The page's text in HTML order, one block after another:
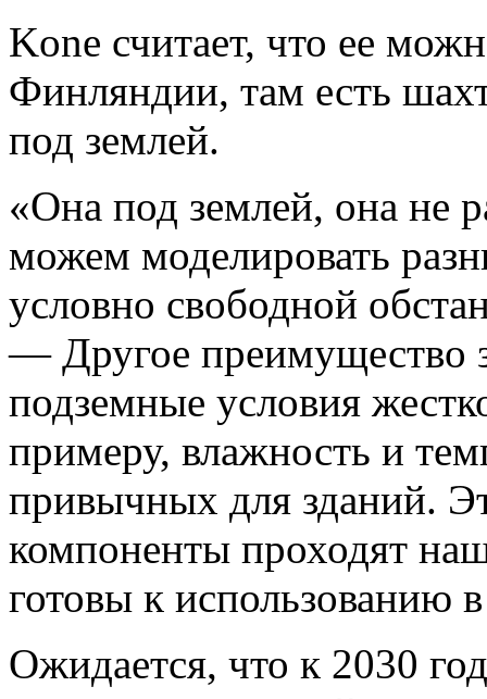
Kone считает, что ее
Финляндии, там есть
под землей.
«Она под землей, она не
можем моделировать
условно свободной
— Другое преимущество
подземные условия
примеру, влажность и
привычных для зданий.
компоненты проходят
готовы к использованию
Ожидается, что к 2030